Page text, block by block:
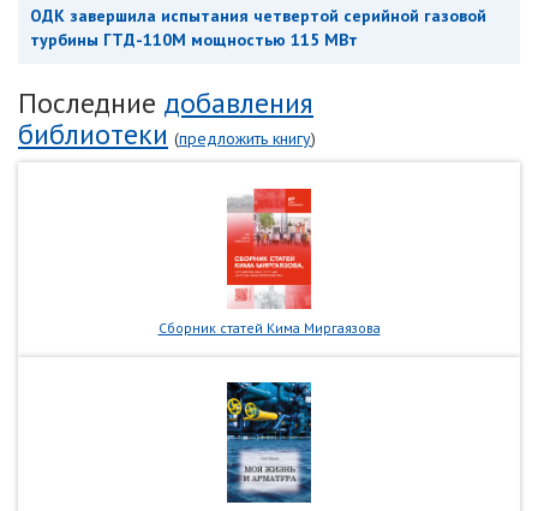
ОДК завершила испытания четвертой серийной газовой
турбины ГТД-110М мощностью 115 МВт
Последние добавления
библиотеки (предложить книгу)
Сборник статей Кима Миргаязова